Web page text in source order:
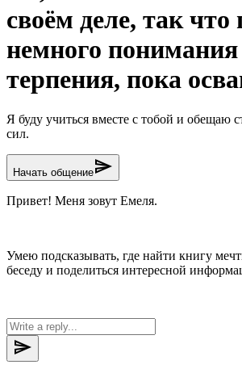
своём деле, так
немного
терпения, пока
Я буду учиться вместе с тобой и обещаю
сил.
Начать общениеsend
Привет! Меня зовут Емеля.
Умею подсказывать, где найти книгу
беседу и поделиться интересной
send